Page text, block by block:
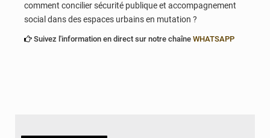
comment concilier sécurité publique et accompagnement
social dans des espaces urbains en mutation ?
Suivez l'information en direct sur notre chaîne WHATSAPP